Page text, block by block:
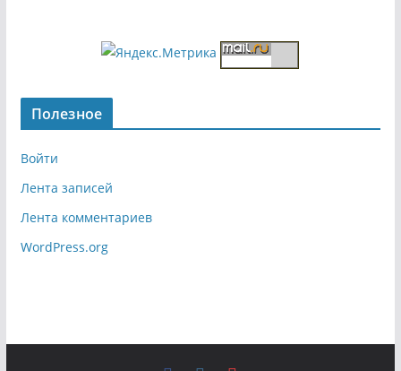
Полезное
Войти
Лента записей
Лента комментариев
WordPress.org